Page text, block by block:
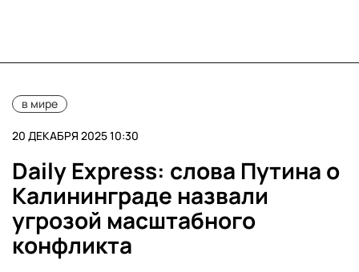
в мире
20 ДЕКАБРЯ 2025 10:30
Daily Express: слова Путина о
Калининграде назвали
угрозой масштабного
конфликта